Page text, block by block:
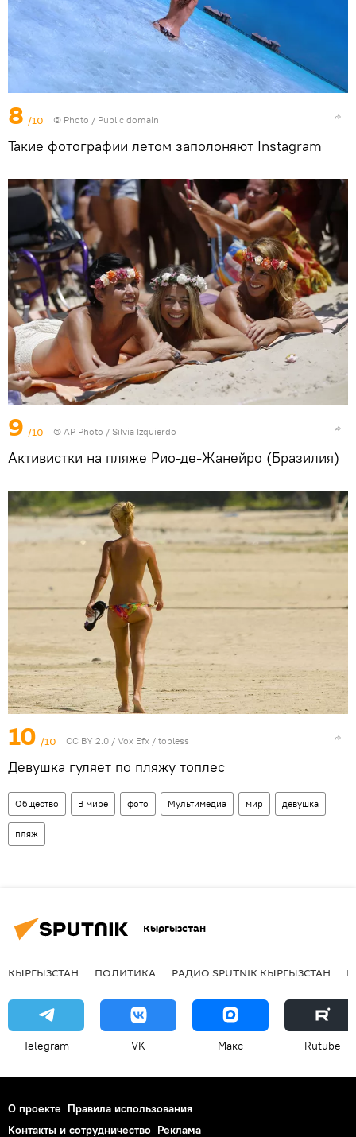
8 /10 © Photo / Public domain
Такие фотографии летом заполоняют Instagram
9 /10 © AP Photo / Silvia Izquierdo
Активистки на пляже Рио-де-Жанейро (Бразилия)
10 /10 CC BY 2.0 / Vox Efx / topless
Девушка гуляет по пляжу топлес
Общество В мире фото Мультимедиа мир девушка
пляж
Кыргызстан
КЫРГЫЗСТАН ПОЛИТИКА РАДИО SPUTNIK КЫРГЫЗСТАН
Telegram VK Макс Rutube
О проекте Правила использования
Контакты и сотрудничество Реклама